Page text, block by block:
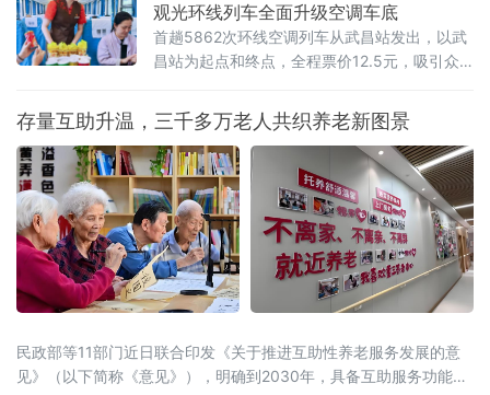
观光环线列车全面升级空调车底
首趟5862次环线空调列车从武昌站发出，以武
昌站为起点和终点，全程票价12.5元，吸引众
后的环线空调列车在武昌站一站台整装待发，
不少旅客纷纷拍照留念。随着武汉进入夏季
存量互助升温，三千多万老人共织养老新图景
民政部等11部门近日联合印发《关于推进互助性养老服务发展的意
见》（以下简称《意见》），明确到2030年，具备互助服务功能的